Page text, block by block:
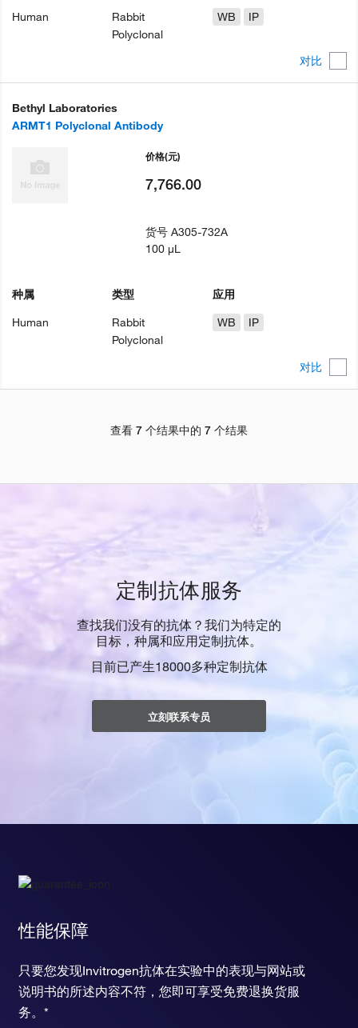
对比
Human
Rabbit
Polyclonal
WB IP
Bethyl Laboratories
ARMT1 Polyclonal Antibody
对比
种属
Human
类型
Rabbit
Polyclonal
应用
WB
IP
价格(元)
7,766.00
货号A305-732A
100 µL
查看 7 个结果中的 7 个结果
定制抗体服务
查找我们没有的抗体？我们为特定的
目标，种属和应用定制抗体。
目前已产生18000多种定制抗体
立刻联系专员
性能保障
只要您发现Invitrogen抗体在实验中的表现与网站或
说明书的所述内容不符，您即可享受免费退换货服
务。*